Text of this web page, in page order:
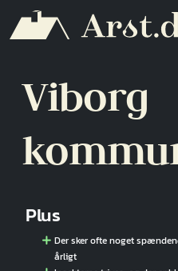
Viborg
Plus
Der sker ofte noget
årligt